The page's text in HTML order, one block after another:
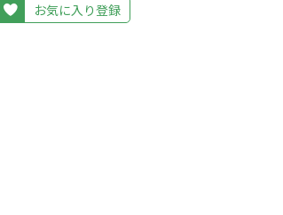
お気に入り登録